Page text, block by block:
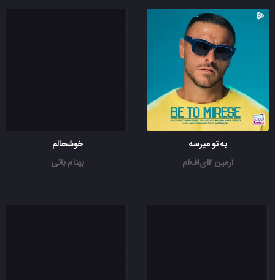
به تو میرسه
آرمین ۲ای‌اف‌ام
خوشحالم
بهنام بانی